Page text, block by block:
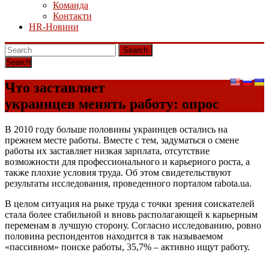
Команда
Контакти
HR-Новини
Search
Что заставляет
украинцев менять работу: опрос
В 2010 году больше половины украинцев остались на
прежнем месте работы. Вместе с тем, задуматься о смене
работы их заставляет низкая зарплата, отсутствие
возможности для профессионального и карьерного роста, а
также плохие условия труда. Об этом свидетельствуют
результаты исследования, проведенного порталом rabota.ua.
В целом ситуация на рыке труда с точки зрения соискателей
стала более стабильной и вновь располагающей к карьерным
переменам в лучшую сторону. Согласно исследованию, ровно
половина респондентов находится в так называемом
«пассивном» поиске работы, 35,7% – активно ищут работу.